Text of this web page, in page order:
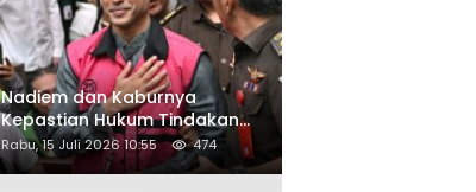
Nadiem dan Kaburnya
Kepastian Hukum Tindakan
Pejabat Publik
Rabu, 15 Juli 2026 10:55 474